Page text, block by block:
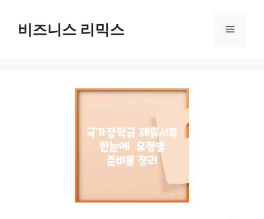
비즈니스 리믹스 메